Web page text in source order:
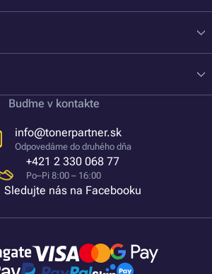
Buďme v kontakte
info@tonerpartner.sk
Odpovedáme do druhého dňa
+421 2 330 068 77
Po–Pi 8:00 – 16:00
Sledujte nás na Facebooku